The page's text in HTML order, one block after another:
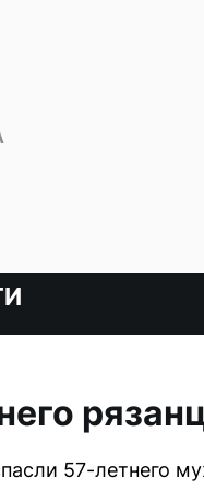
57-летнего